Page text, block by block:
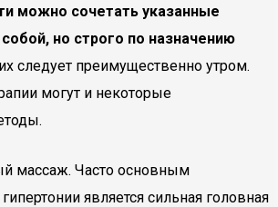
можно сочетать указанные
но строго по назначению
следует преимущественно утром.
могут и некоторые
массаж. Часто основным
является сильная головная